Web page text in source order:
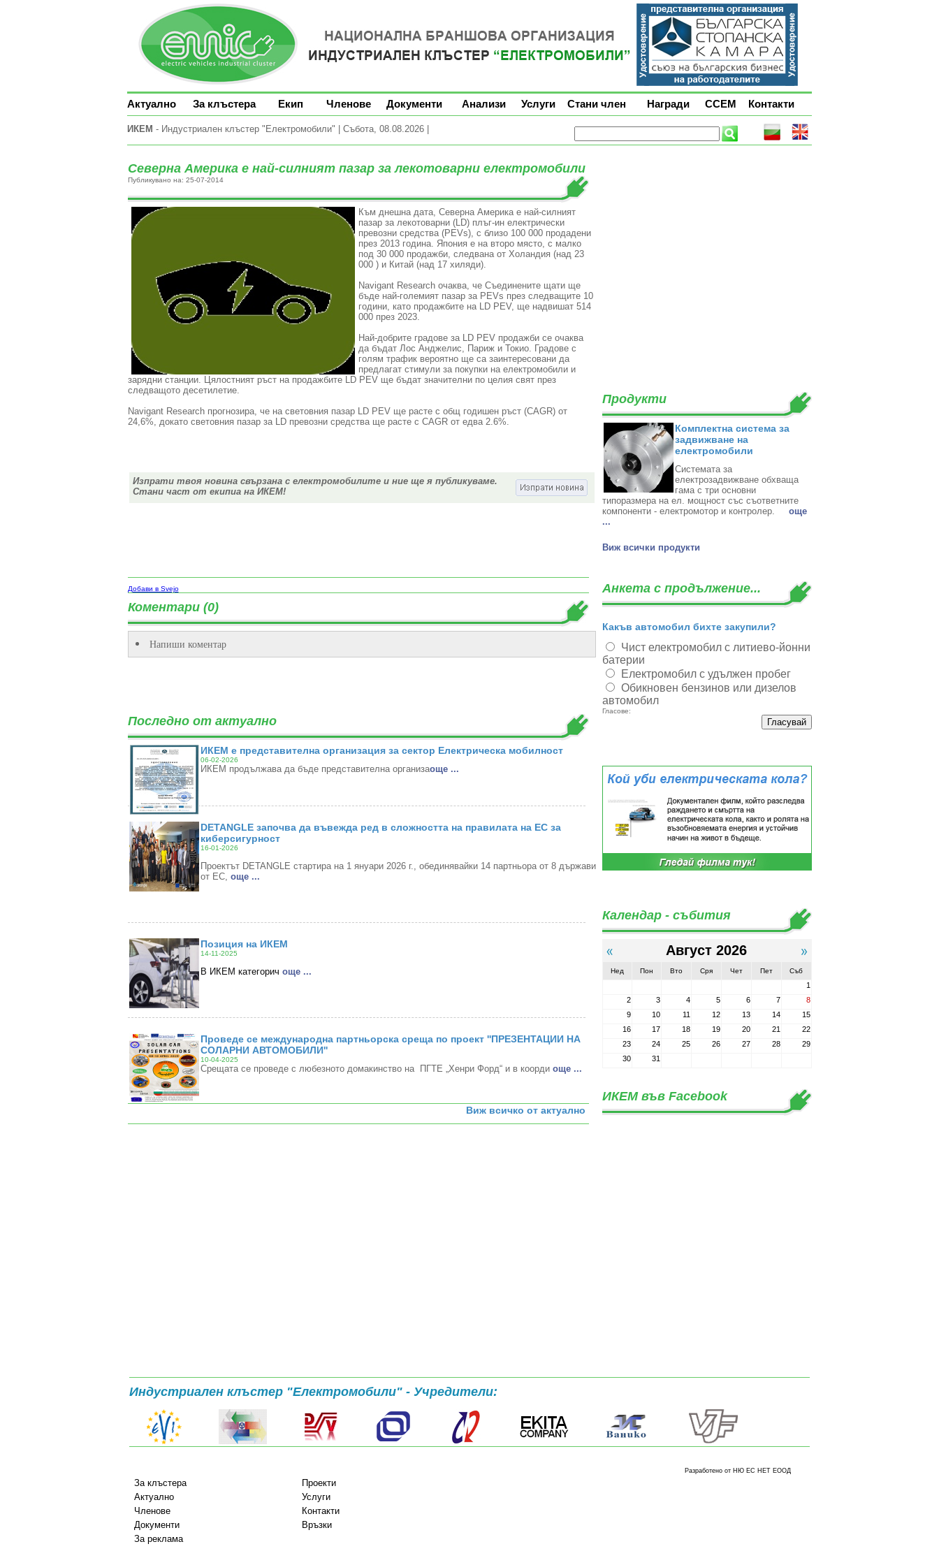
Актуално За клъстера Екип Членове Документи Анализи Услуги Стани член Награди ССЕМ Контакти
ИКЕМ - Индустриален клъстер "Електромобили" | Събота, 08.08.2026 |
Северна Америка е най-силният пазар за лекотоварни електромобили
Публикувано на: 25-07-2014
Към днешна дата, Северна Америка е най-силният
пазар за лекотоварни (LD) плъг-ин електрически
превозни средства (PEVs), с близо 100 000 продадени
през 2013 година. Япония е на второ място, с малко
под 30 000 продажби, следвана от Холандия (над 23
000 ) и Китай (над 17 хиляди).
Navigant Research очаква, че Съединените щати ще
бъде най-големият пазар за PEVs през следващите 10
години, като продажбите на LD PEV, ще надвишат 514
000 през 2023.
Най-добрите градове за LD PEV продажби се очаква
да бъдат Лос Анджелис, Париж и Токио. Градове с
голям трафик вероятно ще са заинтересовани да
предлагатстимули за покупки на електромобили и
зарядни станции. Цялостният ръст на продажбите LD PEV ще бъдат значителни по целия свят през
следващото десетилетие.
Navigant Research прогнозира, че на световния пазар LD PEV ще расте с общ годишен ръст (CAGR) от
24,6%, докато световния пазар за LD превозни средства ще расте с CAGR от едва 2.6%.
Изпрати твоя новина свързана с електромобилите и ние ще я публикуваме.
Стани част от екипиа на ИКЕМ!
Добави в Svejo
Коментари (0)
Напиши коментар
Последно от актуално
ИКЕМ е представителна организация за сектор Електрическа мобилност
06-02-2026
ИКЕМ продължава да бъде представителна организаoще ...
DETANGLE започва да въвежда ред в сложността на правилата на ЕС за
киберсигурност
16-01-2026
Проектът DETANGLE стартира на 1 януари 2026 г., обединявайки 14 партньора от 8 държави
от ЕС, oще ...
Позиция на ИКЕМ
14-11-2025
В ИКЕМ категорич oще ...
Проведе се международна партньорска среща по проект ''ПРЕЗЕНТАЦИИ НА
СОЛАРНИ АВТОМОБИЛИ''
10-04-2025
Срещата се проведе с любезното домакинство на ПГТЕ „Хенри Форд“ и в коорди oще ...
Виж всичко от актуално
Продукти
Комплектна система за
задвижване на
електромобили
Системата за
електрозадвижване обхваща
гама с три основни
типоразмера на ел. мощност със съответните
компоненти - електромотор и контролер. ‎ oще
...
Виж всички продукти
Анкета с продължение...
Какъв автомобил бихте закупили?
Чист електромобил с литиево-йонни
батерии
Електромобил с удължен пробег
Обикновен бензинов или дизелов
автомобил
Гласове:
Календар - събития
Август 2026
Нед Пон Вто Сря Чет Пет Съб
1
2
3 4 5 6 7
8
9
10 11 12 13 14
15
16
17 18 19 20 21
22
23
24 25 26 27 28
29
30
31
ИКЕМ във Facebook
Индустриален клъстер "Електромобили" - Учредители:
За клъстера
Проекти
Актуално
Услуги
Членове
Контакти
Документи
Връзки
За реклама
Разработено от НЮ ЕС НЕТ ЕООД